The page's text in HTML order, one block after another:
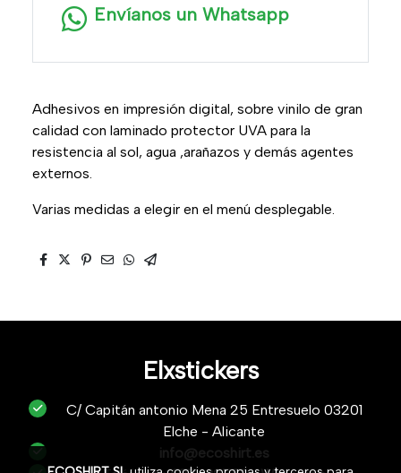
Envíanos un Whatsapp
Adhesivos en impresión digital, sobre vinilo de gran
calidad con laminado protector UVA para la
resistencia al sol, agua ,arañazos y demás agentes
externos.
Varias medidas a elegir en el menú desplegable.
Elxstickers
C/ Capitán antonio Mena 25 Entresuelo 03201
Elche - Alicante
info@ecoshirt.es